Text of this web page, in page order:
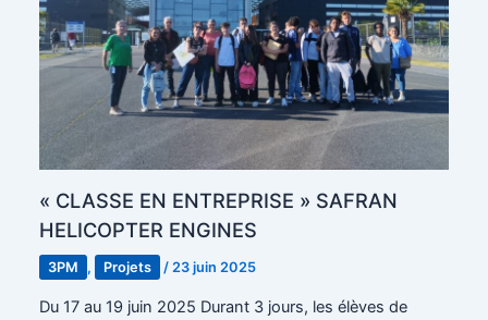
« CLASSE EN ENTREPRISE » SAFRAN
HELICOPTER ENGINES
3PM , Projets / 23 juin 2025
Du 17 au 19 juin 2025 Durant 3 jours, les élèves de